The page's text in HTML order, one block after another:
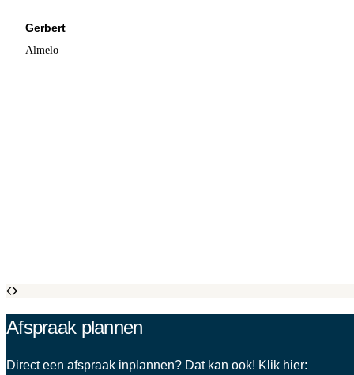
Gerbert
Almelo
Afspraak plannen
Direct een afspraak inplannen? Dat kan ook! Klik hier: